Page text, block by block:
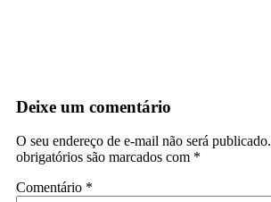
Deixe um comentário
O seu endereço de e-mail não será publicado.
obrigatórios são marcados com *
Comentário *